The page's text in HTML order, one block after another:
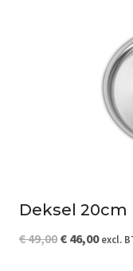
Deksel 20cm
€49,00 € 46,00 excl.